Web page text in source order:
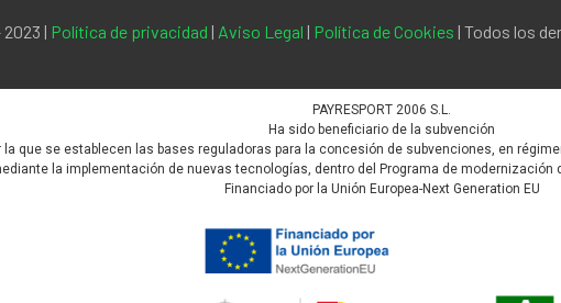
| Política de privacidad | Aviso Legal | Política de Cookies | Todos los
PAYRESPORT 2006 S.L.
Ha sido beneficiario de la subvención
la que se establecen las bases reguladoras para la concesión de subvenciones, en
la implementación de nuevas tecnologías, dentro del Programa de
Financiado por la Unión Europea-Next Generation EU